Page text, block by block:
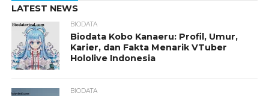
LATEST NEWS
BIODATA
Biodata Kobo Kanaeru: Profil, Umur,
Karier, dan Fakta Menarik VTuber
Hololive Indonesia
BIODATA